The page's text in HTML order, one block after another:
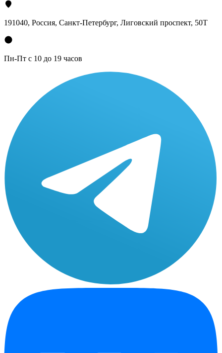
191040, Россия, Санкт-Петербург, Лиговский проспект, 50Т
Пн-Пт с 10 до 19 часов